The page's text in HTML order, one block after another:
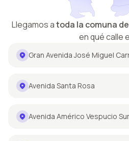
Llegamos atoda la comuna de
en qué calle
Gran Avenida José Miguel
Avenida Santa Rosa
Avenida Américo Vespucio Sur